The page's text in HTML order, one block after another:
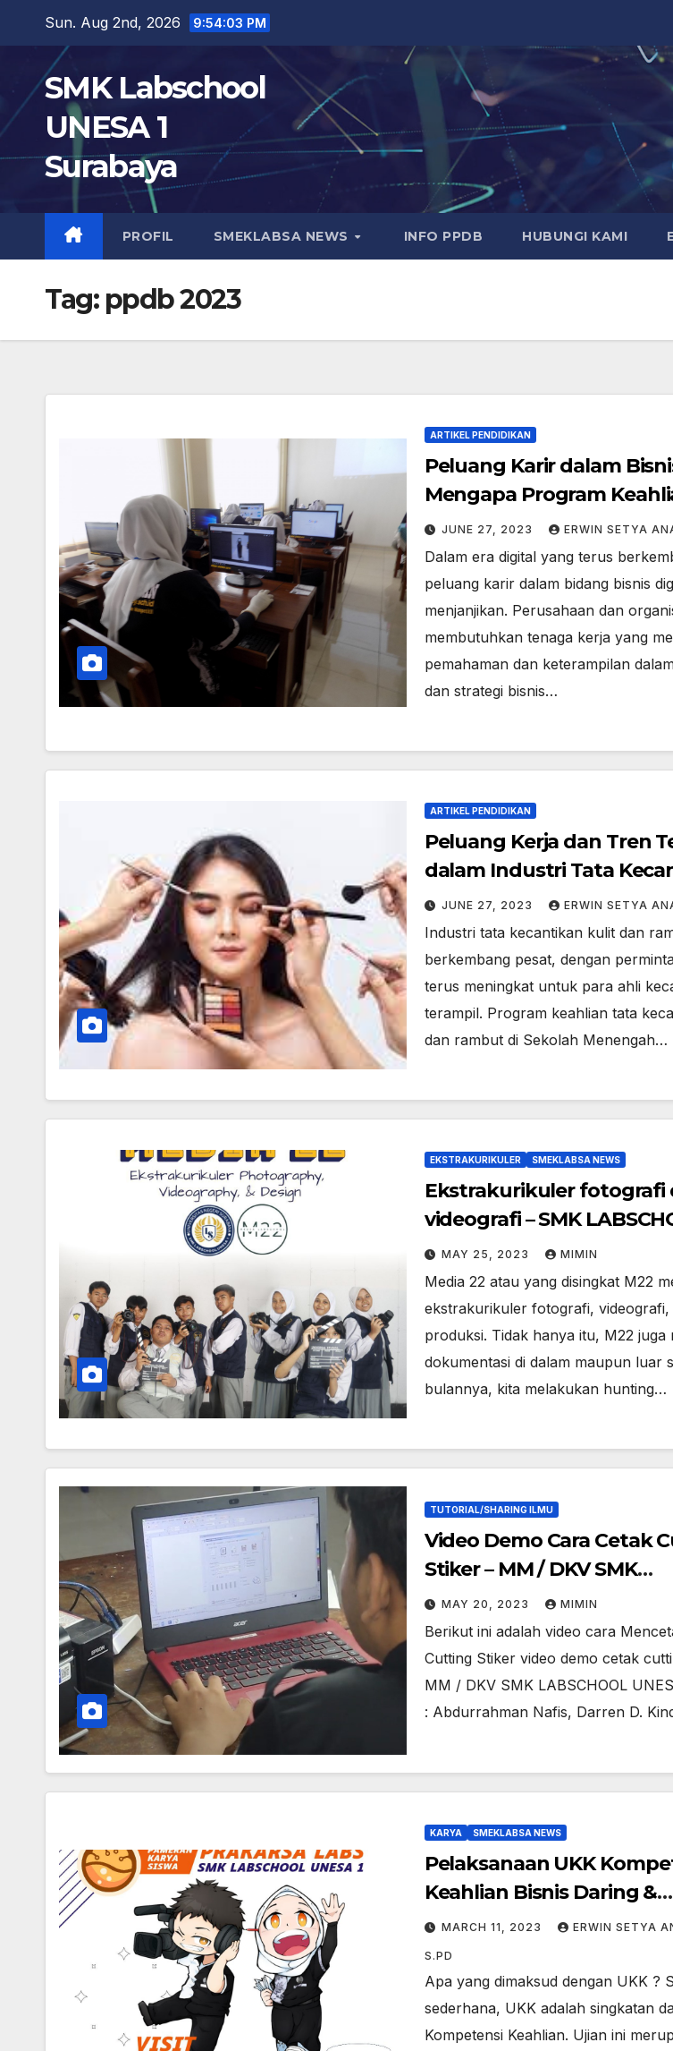
content
Sun. Aug 2nd, 2026 9:54:04 PM
SMK Labschool
UNESA 1
Surabaya
PROFIL SMEKLABSA NEWS INFO PPDB HUBUNGI KAMI
Tag: ppdb 2023
ARTIKEL PENDIDIKAN
Peluang Karir dalam
Mengapa Program
SMK merupakan
yang Baik
JUNE 27, 2023 ERWIN SETYA
Dalam era digital yang terus
peluang karir dalam bidang bisnis
menjanjikan. Perusahaan dan
membutuhkan tenaga kerja yang
pemahaman dan keterampilan
dan strategi bisnis…
ARTIKEL PENDIDIKAN
Peluang Kerja dan Tren
dalam Industri Tata
Kulit dan Rambut: Fokus
Lulusan SMK
JUNE 27, 2023 ERWIN SETYA
Industri tata kecantikan kulit dan
berkembang pesat, dengan
terus meningkat untuk para ahli
terampil. Program keahlian tata
dan rambut di Sekolah Menengah…
EKSTRAKURIKULER SMEKLABSA NEWS
Ekstrakurikuler fotografi
videografi – SMK
UNESA 1
MAY 25, 2023 MIMIN
Media 22 atau yang disingkat M22
ekstrakurikuler fotografi, videografi,
produksi. Tidak hanya itu, M22 juga
dokumentasi di dalam maupun luar
bulannya, kita melakukan hunting…
TUTORIAL/SHARING ILMU
Video Demo Cara Cetak
Stiker – MM / DKV SMK
LABSCHOOL UNESA 1
MAY 20, 2023 MIMIN
Berikut ini adalah video cara
Cutting Stiker video demo cetak
MM / DKV SMK LABSCHOOL
: Abdurrahman Nafis, Darren D.
KARYA SMEKLABSA NEWS
Pelaksanaan UKK
Keahlian Bisnis Daring &
Pemasaran SMK
di KAZA Mall Surabaya
MARCH 11, 2023 ERWIN SETYA
S.PD
Apa yang dimaksud dengan UKK ?
sederhana, UKK adalah singkatan
Kompetensi Keahlian. Ujian ini